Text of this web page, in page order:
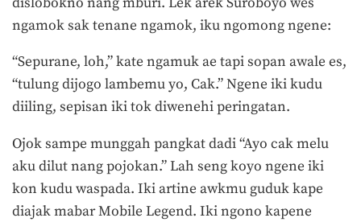
ngamok sak tenane ngamok, iku ngomong ngene:
“Sepurane, loh,” kate ngamuk ae tapi sopan awale es,
“tulung dijogo lambemu yo, Cak.” Ngene iki kudu
diiling, sepisan iki tok diwenehi peringatan.
Ojok sampe munggah pangkat dadi “Ayo cak melu
aku dilut nang pojokan.” Lah seng koyo ngene iki
kon kudu waspada. Iki artine awkmu guduk kape
diajak mabar Mobile Legend. Iki ngono kapene